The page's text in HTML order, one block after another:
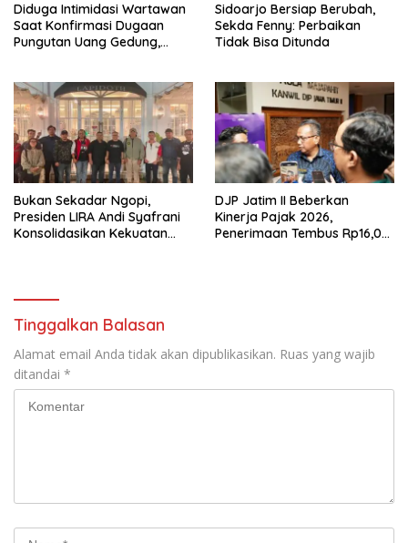
Diduga Intimidasi Wartawan
Saat Konfirmasi Dugaan
Pungutan Uang Gedung,
Buka suara
Sidoarjo Bersiap Berubah,
Sekda Fenny: Perbaikan
Tidak Bisa Ditunda
Bukan Sekadar Ngopi,
Presiden LIRA Andi Syafrani
Konsolidasikan Kekuatan
DJP Jatim II Beberkan
Kinerja Pajak 2026,
Penerimaan Tembus Rp16,08
Tinggalkan Balasan
Alamat email Anda tidak akan dipublikasikan. Ruas yang wajib
ditandai *